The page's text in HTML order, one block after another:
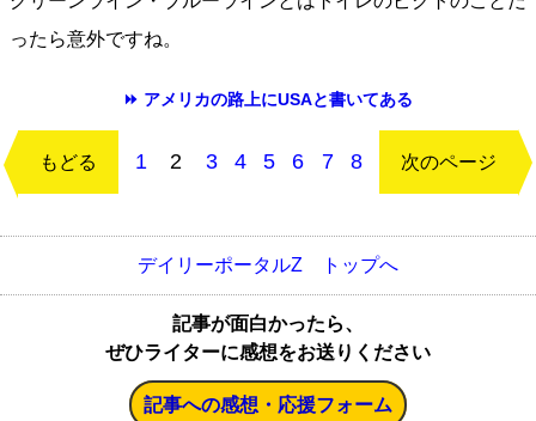
ったら意外ですね。
⏩ アメリカの路上にUSAと書いてある
もどる 1 2 3 4 5 6 7 8 次のページ
デイリーポータルZ トップへ
記事が面白かったら、
ぜひライターに感想をお送りください
記事への感想・応援フォーム